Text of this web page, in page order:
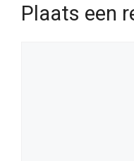
Plaats een